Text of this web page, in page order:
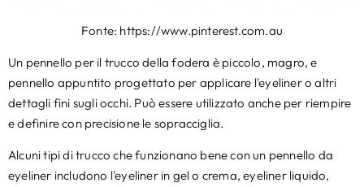
Fonte: https://www.pinterest.com.au
Un pennello per il trucco della fodera è piccolo, magro, e
pennello appuntito progettato per applicare l'eyeliner o altri
dettagli fini sugli occhi. Può essere utilizzato anche per riempire
e definire con precisione le sopracciglia.
Alcuni tipi di trucco che funzionano bene con un pennello da
eyeliner includono l'eyeliner in gel o crema, eyeliner liquido,